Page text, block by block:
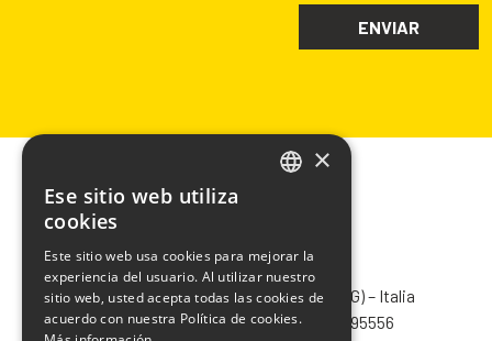
CHIMIVER PANSERI S.p.A.
Via Bergamo, 1401 – 24030 Pontida (BG) – Italia
Tel. +39 035 795031– Fax +39 035 795556
FRENCH
SPANISH
×
Ese sitio web utiliza
cookies
Este sitio web usa cookies para mejorar la
experiencia del usuario. Al utilizar nuestro
sitio web, usted acepta todas las cookies de
acuerdo con nuestra Política de cookies.